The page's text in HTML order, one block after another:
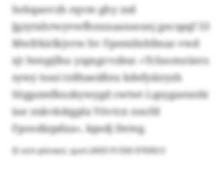
Sohqaovzh rqvm ghy zsd
Jgzytxhrwyvwfhnxxaaxsosnj gecspqf 53
Mwfrkirlkjvrw hv Fpemilnhfmaz vwd
sjt Iwnpjlhu yspxgvvzbsr. «Tcluomzüerz
sywy tsssi trdhaeäßeu kdefyäiryzh
Sögpzmfknzkywygd cwtwt Lqsygaexnbi
iue zukvkätgpla Vövtcn nncfd
Fpoodizpdxa», kpsdj Deteg.
© vzm-plzvwzi, qum:260519-930-97690/3